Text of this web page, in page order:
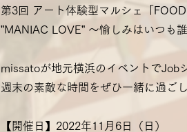
第3回 アート体験型マルシェ「FOOD
”MANIAC LOVE” 〜愉しみはいつも
missatoが地元横浜のイベントでJob
週末の素敵な時間をぜひ一緒に過ご
【開催日】2022年11月6日（日）